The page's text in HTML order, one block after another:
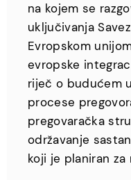
na kojem se
uključivanja
Evropskom
evropske
riječ o budućem
procese
pregovaračka
održavanje
koji je planiran